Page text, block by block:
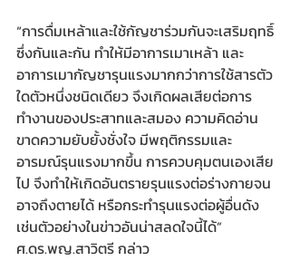
“การดื่มเหล้าและใช้กัญชาร่วมกันจะเสริมฤทธิ์
ซึ่งกันและกัน ทำให้มีอาการเมาเหล้า และ
อาการเมากัญชารุนแรงมากกว่าการใช้สารตัว
ใดตัวหนึ่งชนิดเดียว จึงเกิดผลเสียต่อการ
ทำงานของประสาทและสมอง ความคิดอ่าน
ขาดความยับยั้งชั่งใจ มีพฤติกรรมและ
อารมณ์รุนแรงมากขึ้น การควบคุมตนเองเสีย
ไป จึงทำให้เกิดอันตรายรุนแรงต่อร่างกายจน
อาจถึงตายได้ หรือกระทำรุนแรงต่อผู้อื่นดัง
เช่นตัวอย่างในข่าวอันน่าสลดใจนี้ได้”
ศ.ดร.พญ.สาวิตรี กล่าว